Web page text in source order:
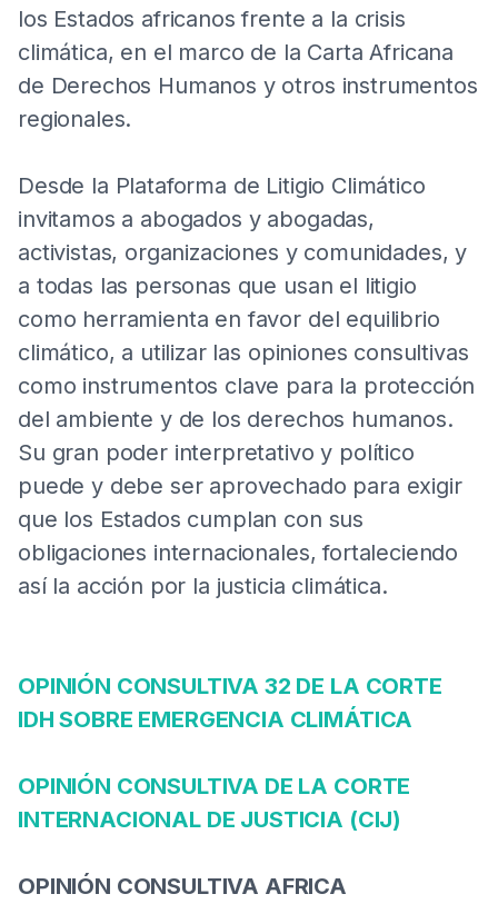
los Estados africanos frente a la crisis
climática, en el marco de la Carta Africana
de Derechos Humanos y otros instrumentos
regionales.
Desde la Plataforma de Litigio Climático
invitamos a abogados y abogadas,
activistas, organizaciones y comunidades, y
a todas las personas que usan el litigio
como herramienta en favor del equilibrio
climático, a utilizar las opiniones consultivas
como instrumentos clave para la protección
del ambiente y de los derechos humanos.
Su gran poder interpretativo y político
puede y debe ser aprovechado para exigir
que los Estados cumplan con sus
obligaciones internacionales, fortaleciendo
así la acción por la justicia climática.
OPINIÓN CONSULTIVA 32 DE LA CORTE
IDH SOBRE EMERGENCIA CLIMÁTICA
OPINIÓN CONSULTIVA DE LA CORTE
INTERNACIONAL DE JUSTICIA (CIJ)
OPINIÓN CONSULTIVA AFRICA